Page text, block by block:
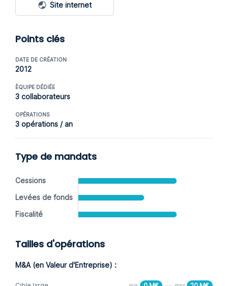
Site internet
Points clés
DATE DE CRÉATION
2012
ÈQUIPE DÉDIÉE
3 collaborateurs
OPÉRATIONS
3 opérations / an
Type de mandats
Cessions
Levées de fonds
Fiscalité
Tailles d'opérations
M&A (en Valeur d'Entreprise) :